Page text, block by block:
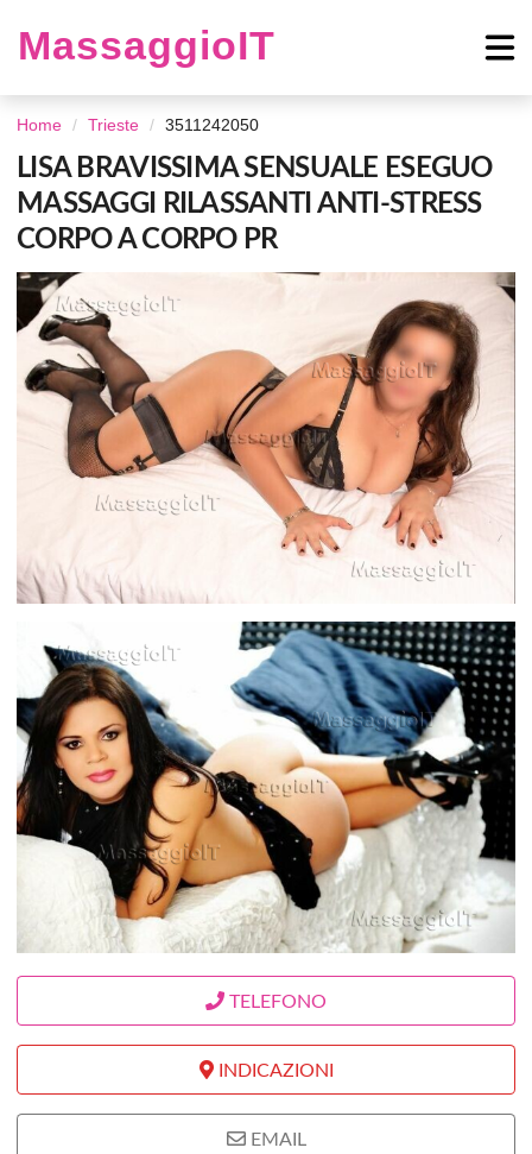
MassaggioIT
Home Trieste 3511242050
LISA BRAVISSIMA SENSUALE ESEGUO
MASSAGGI RILASSANTI ANTI-STRESS
CORPO A CORPO PR
TELEFONO
INDICAZIONI
EMAIL